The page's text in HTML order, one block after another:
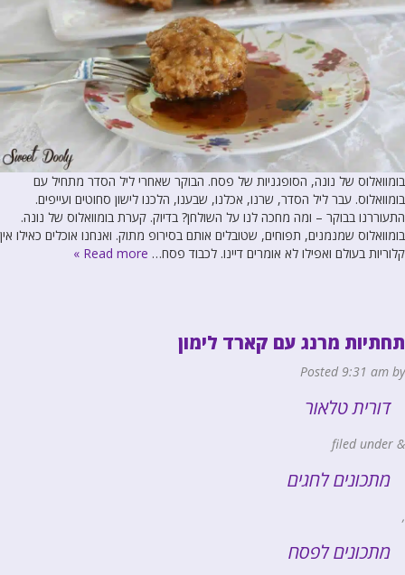
בומוואלוס של נונה, הסופגניות של פסח. הבוקר שאחרי ליל הסדר מתחיל עם
בומוואלוס. עבר ליל הסדר, שרנו, אכלנו, שבענו, הלכנו לישון סחוטים ועייפים.
התעוררנו בבוקר – ומה מחכה לנו על השולחן? בדיוק. קערת בומוואלוס של נונה.
בומוואלוס שמנמנים, תפוחים, שטובלים אותם בסירופ מתוק. ואנחנו אוכלים כאילו אין
קלוריות בעולם ואפילו לא אומרים דיינו. לכבוד פסח… Read more »
תחתיות מרנג עם קארד לימון
Posted9:31 am by
דורית טלאור
&
מתכונים לחגים
,
מתכונים לפסח